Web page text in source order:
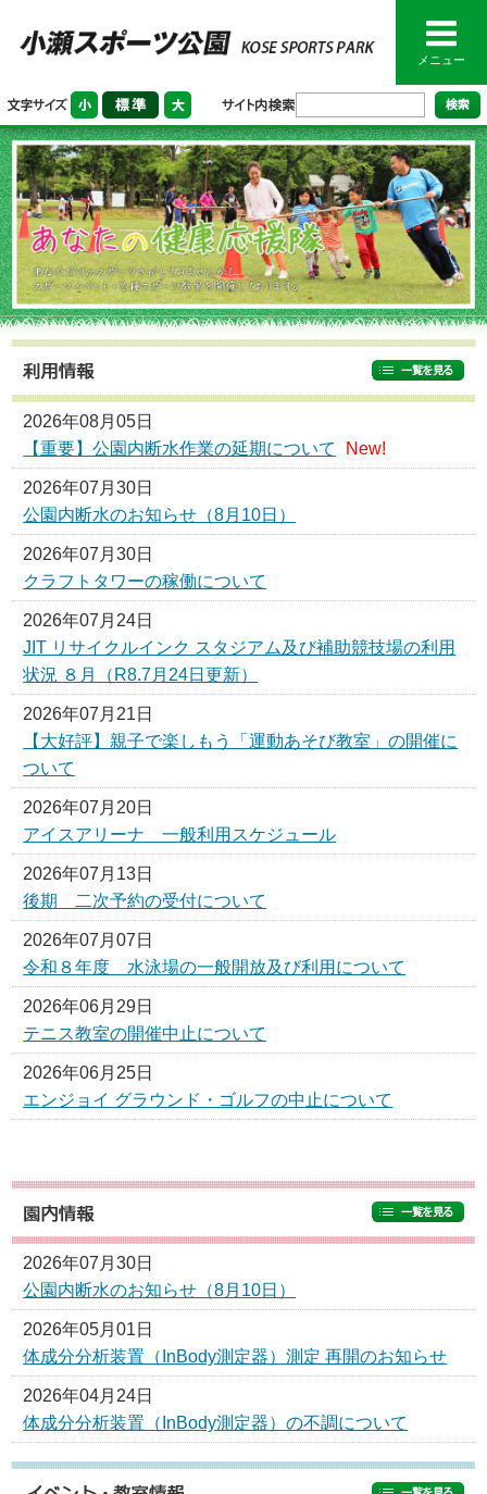
メニュー
2026年08月05日
【重要】公園内断水作業の延期について
New!
2026年07月30日
公園内断水のお知らせ（8月10日）
2026年07月30日
クラフトタワーの稼働について
2026年07月24日
JIT リサイクルインク スタジアム及び補助競技場の利用
状況 ８月（R8.7月24日更新）
2026年07月21日
【大好評】親子で楽しもう「運動あそび教室」の開催に
ついて
2026年07月20日
アイスアリーナ 一般利用スケジュール
2026年07月13日
後期 二次予約の受付について
2026年07月07日
令和８年度 水泳場の一般開放及び利用について
2026年06月29日
テニス教室の開催中止について
2026年06月25日
エンジョイ グラウンド・ゴルフの中止について
2026年07月30日
公園内断水のお知らせ（8月10日）
2026年05月01日
体成分分析装置（InBody測定器）測定 再開のお知らせ
2026年04月24日
体成分分析装置（InBody測定器）の不調について